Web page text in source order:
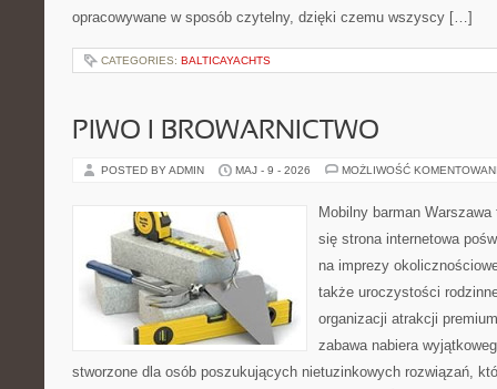
opracowywane w sposób czytelny, dzięki czemu wszyscy […]
CATEGORIES: BALTICAYACHTS
PIWO I BROWARNICTWO
POSTED BY ADMIN MAJ - 9 - 2026 MOŻLIWOŚĆ
Mobilny barman
się strona internetowa
na imprezy
także uroczystości
organizacji atrakcji
zabawa nabiera
stworzone dla osób poszukujących nietuzinkowych rozwiązań,